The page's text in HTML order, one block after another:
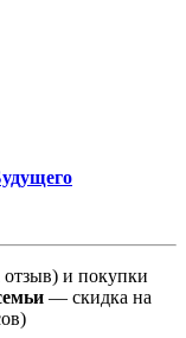
и покупки
— скидка на